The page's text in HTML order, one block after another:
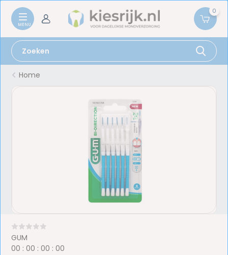
0
Home
GUM
00 :00 :00 :00